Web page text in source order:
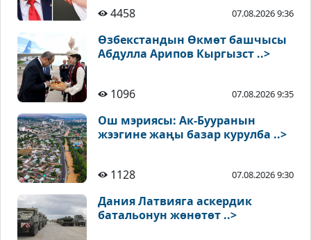
4458 07.08.2026 9:36
Өзбекстандын Өкмөт башчысы
Абдулла Арипов Кыргызст ..>
1096 07.08.2026 9:35
Ош мэриясы: Ак-Бууранын
жээгине жаңы базар курулба ..>
1128 07.08.2026 9:30
Дания Латвияга аскердик
батальонун жөнөтөт ..>